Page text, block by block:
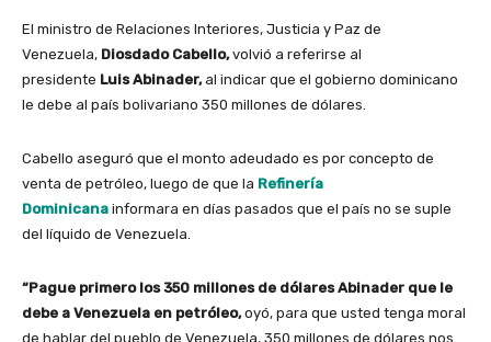
El ministro de Relaciones Interiores, Justicia y Paz de
Venezuela, Diosdado Cabello,volvió a referirse al
presidente Luis Abinader,al indicar que el gobierno dominicano
le debe al país bolivariano 350 millones de dólares.
Cabello aseguró que el monto adeudado es por concepto de
venta de petróleo, luego de que la Refinería
Dominicana informara en días pasados que el país no se suple
del líquido de Venezuela.
“Pague primero los 350 millones de dólares Abinader que le
debe a Venezuela en petróleo,oyó, para que usted tenga moral
de hablar del pueblo de Venezuela, 350 millones de dólares nos